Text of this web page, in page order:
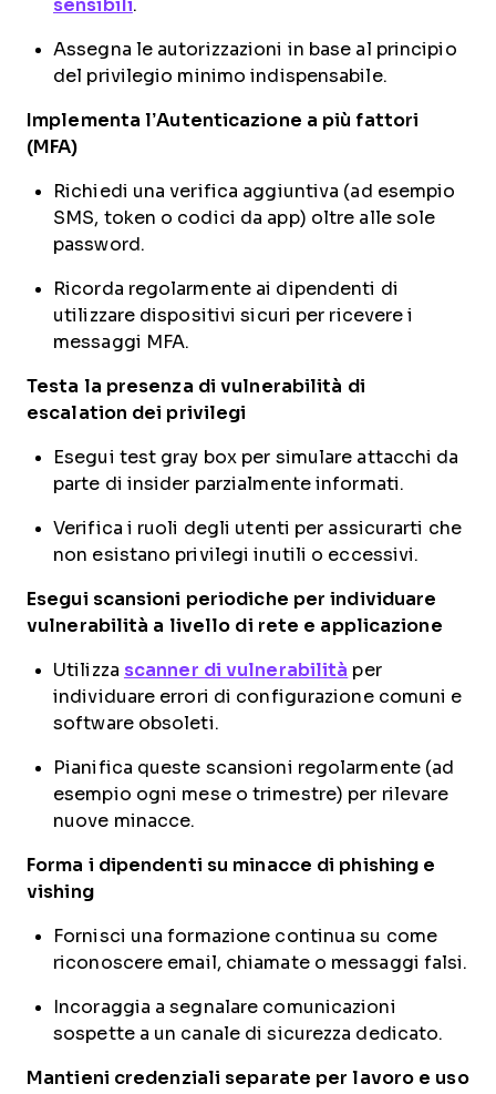
sensibili.
Assegna le autorizzazioni in base al principio
del privilegio minimo indispensabile.
Implementa l’Autenticazione a più fattori
(MFA)
Richiedi una verifica aggiuntiva (ad esempio
SMS, token o codici da app) oltre alle sole
password.
Ricorda regolarmente ai dipendenti di
utilizzare dispositivi sicuri per ricevere i
messaggi MFA.
Testa la presenza di vulnerabilità di
escalation dei privilegi
Esegui test gray box per simulare attacchi da
parte di insider parzialmente informati.
Verifica i ruoli degli utenti per assicurarti che
non esistano privilegi inutili o eccessivi.
Esegui scansioni periodiche per individuare
vulnerabilità a livello di rete e applicazione
Utilizza scanner di vulnerabilità per
individuare errori di configurazione comuni e
software obsoleti.
Pianifica queste scansioni regolarmente (ad
esempio ogni mese o trimestre) per rilevare
nuove minacce.
Forma i dipendenti su minacce di phishing e
vishing
Fornisci una formazione continua su come
riconoscere email, chiamate o messaggi falsi.
Incoraggia a segnalare comunicazioni
sospette a un canale di sicurezza dedicato.
Mantieni credenziali separate per lavoro e uso